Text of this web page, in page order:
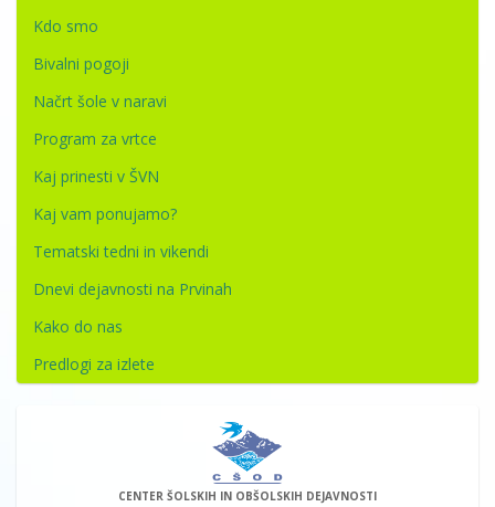
Kdo smo
Bivalni pogoji
Načrt šole v naravi
Program za vrtce
Kaj prinesti v ŠVN
Kaj vam ponujamo?
Tematski tedni in vikendi
Dnevi dejavnosti na Prvinah
Kako do nas
Predlogi za izlete
CENTER ŠOLSKIH IN OBŠOLSKIH DEJAVNOSTI